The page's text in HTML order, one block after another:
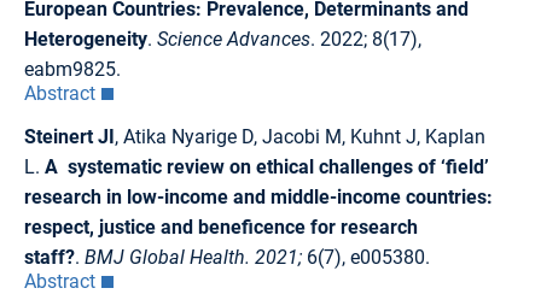
European Countries: Prevalence, Determinants and
Heterogeneity. Science Advances. 2022; 8(17),
eabm9825.
Abstract
Steinert JI, Atika Nyarige D, Jacobi M, Kuhnt J, Kaplan
L. A systematic review on ethical challenges of ‘field’
research in low-income and middle-income countries:
respect, justice and beneficence for research
staff?. BMJ Global Health. 2021; 6(7), e005380.
Abstract